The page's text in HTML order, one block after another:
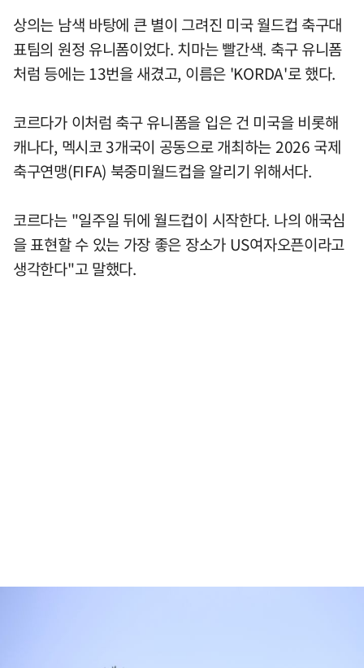
상의는 남색 바탕에 큰 별이 그려진 미국 월드컵 축구대
표팀의 원정 유니폼이었다. 치마는 빨간색. 축구 유니폼
처럼 등에는 13번을 새겼고, 이름은 'KORDA'로 했다.
코르다가 이처럼 축구 유니폼을 입은 건 미국을 비롯해
캐나다, 멕시코 3개국이 공동으로 개최하는 2026 국제
축구연맹(FIFA) 북중미월드컵을 알리기 위해서다.
코르다는 "일주일 뒤에 월드컵이 시작한다. 나의 애국심
을 표현할 수 있는 가장 좋은 장소가 US여자오픈이라고
생각한다"고 말했다.